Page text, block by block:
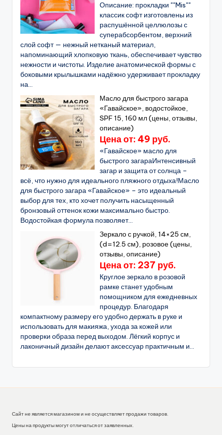
Описание: прокладки ""Mis""
классик софт изготовлены из
распушённой целлюлозы с
суперабсорбентом, верхний
слой софт — нежный нетканый материал,
напоминающий хлопковую ткань, обеспечивает чувство
нежности и чистоты. Изделие анатомической формы с
боковыми крылышками надёжно удерживает прокладку
на...
Масло для быстрого загара
«Гавайское», водостойкое,
SPF 15, 160 мл (цены, отзывы,
описание)
Цена от: 49 руб.
«Гавайское» масло для
быстрого загараИнтенсивный
загар и защита от солнца –
всё, что нужно для идеального пляжного отдыха!Масло
для быстрого загара «Гавайское» – это идеальный
выбор для тех, кто хочет получить насыщенный
бронзовый оттенок кожи максимально быстро.
Водостойкая формула позволяет...
Зеркало с ручкой, 14×25 см,
(d=12.5 см), розовое (цены,
отзывы, описание)
Цена от: 237 руб.
Круглое зеркало в розовой
рамке станет удобным
помощником для ежедневных
процедур. Благодаря
компактному размеру его удобно держать в руке и
использовать для макияжа, ухода за кожей или
проверки образа перед выходом. Лёгкий корпус и
лаконичный дизайн делают аксессуар практичным и...
Сайт не является магазином и не осуществляет продажи товаров.
Цены на продукты могут отличаться от заявленных.